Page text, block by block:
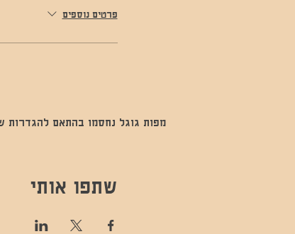
פרטים נוספים
מפות גוגל נחסמו בהתאם להגדרות
שתפו אותי